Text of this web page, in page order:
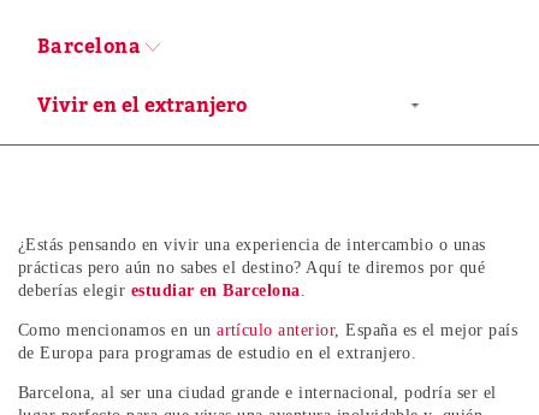
Barcelona
¿Estás pensando en vivir una experiencia de intercambio o unas
prácticas pero aún no sabes el destino? Aquí te diremos por qué
deberías elegir estudiar en Barcelona
Como mencionamos en unartículo anterior, España es el mejor país
de Europa para programas de estudio en el extranjero.
Barcelona, al ser una ciudad grande e internacional, podría ser el